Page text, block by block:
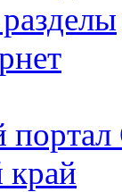
край